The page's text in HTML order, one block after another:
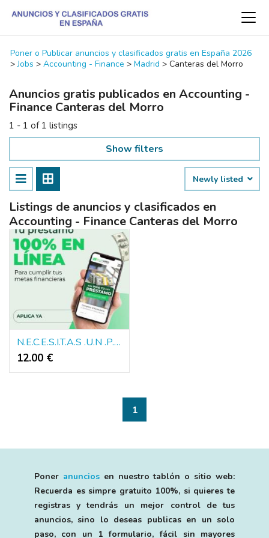
Poner o Publicar anuncios y clasificados gratis en España 2026
>Jobs > Accounting - Finance > Madrid > Canteras del Morro
Anuncios gratis publicados en Accounting -
Finance Canteras del Morro
1 - 1 of 1 listings
Show filters
Newly listed
Listings de anuncios y clasificados en
Accounting - Finance Canteras del Morro
N.E.C.E.S.I.T.A.S .U.N .P.R.E.S.T.A.M.O.?
12.00 €
1
Poner anunciosen nuestro tablón o sitio web:
Recuerda es simpre gratuito 100%, si quieres te
registras y tendrás un mejor control de tus
anuncios, sino lo deseas publicas en un solo
paso, con un 1 formulario, fácil sin mayores